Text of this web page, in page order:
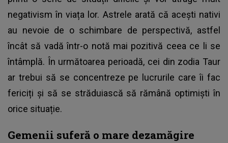
negativism în viața lor. Astrele arată că acești nativi
au nevoie de o schimbare de perspectivă, astfel
încât să vadă într-o notă mai pozitivă ceea ce li se
întâmplă. În următoarea perioadă, cei din zodia Taur
ar trebui să se concentreze pe lucrurile care îi fac
fericiți și să se străduiască să rămână optimiști în
orice situație.
Gemenii suferă o mare dezamăgire